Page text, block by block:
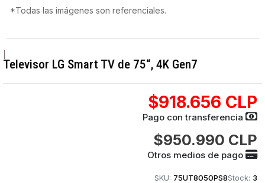
*Todas las imágenes son referenciales.
Televisor LG Smart TV de 75“, 4K Gen7
$918.656 CLP
Pago con transferencia
$950.990 CLP
Otros medios de pago
SKU: 75UT8050PS8Stock: 3